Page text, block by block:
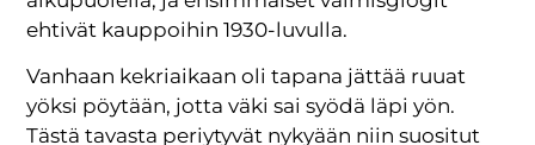
ehtivät kauppoihin 1930-luvulla.
Vanhaan kekriaikaan oli tapana jättää ruuat
yöksi pöytään, jotta väki sai syödä läpi yön.
Tästä tavasta periytyvät nykyään niin suositut